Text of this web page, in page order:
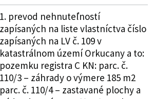
1. prevod nehnuteľností
zapísaných na liste vlastníctva číslo
zapísaných na LV č. 109 v
katastrálnom území Orkucany a to:
pozemku registra C KN: parc. č.
110/3 – záhrady o výmere 185 m2
parc. č. 110/4 – zastavané plochy a